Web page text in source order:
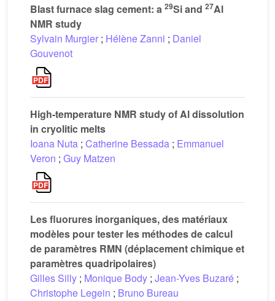
Blast furnace slag cement: a 29Si and 27Al
NMR study
Sylvain Murgier ; Hélène Zanni ; Daniel
Gouvenot
High-temperature NMR study of Al dissolution
in cryolitic melts
Ioana Nuta ; Catherine Bessada ; Emmanuel
Veron ; Guy Matzen
Les fluorures inorganiques, des matériaux
modèles pour tester les méthodes de calcul
de paramètres RMN (déplacement chimique et
paramètres quadripolaires)
Gilles Silly ; Monique Body ; Jean-Yves Buzaré ;
Christophe Legein ; Bruno Bureau